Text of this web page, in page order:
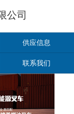
公司
供应信息
联系我们